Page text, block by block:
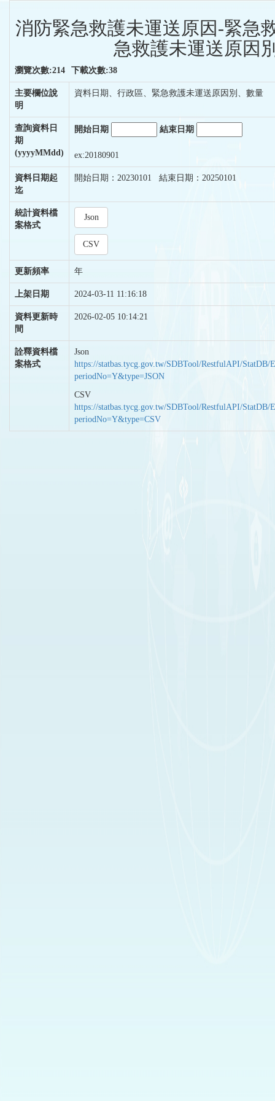
消防緊急救護未運送原因-緊急
急救護未運送原因
瀏覽次數:214 下載次數:38
主要欄位說
明
資料日期、行政區、緊急救護未運送原因別、數量
查詢資料日
期
(yyyyMMdd)
開始日期 結束日期
ex:20180901
資料日期起
迄
開始日期：20230101 結束日期：20250101
統計資料檔
案格式
Json
CSV
更新頻率 年
上架日期 2024-03-11 11:16:18
資料更新時
間
2026-02-05 10:14:21
詮釋資料檔
案格式
Json
https://statbas.tycg.gov.tw/SDBTool/RestfulAPI/StatDB/
periodNo=Y&type=JSON
CSV
https://statbas.tycg.gov.tw/SDBTool/RestfulAPI/StatDB/
periodNo=Y&type=CSV